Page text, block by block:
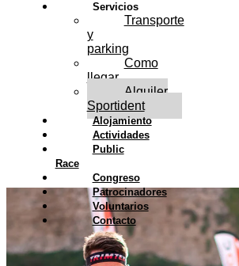
Servicios
Transporte
y
parking
Como
llegar
Alquiler
Sportident
Alojamiento
Actividades
Public
Race
Congreso
Patrocinadores
Voluntarios
Contacto